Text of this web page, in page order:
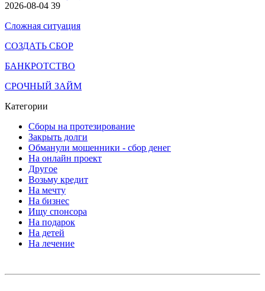
2026-08-04 39
Сложная ситуация
СОЗДАТЬ СБОР
БАНКРОТСТВО
СРОЧНЫЙ ЗАЙМ
Категории
Сборы на протезирование
Закрыть долги
Обманули мошенники - сбор денег
На онлайн проект
Другое
Возьму кредит
На мечту
На бизнес
Ищу спонсора
На подарок
На детей
На лечение